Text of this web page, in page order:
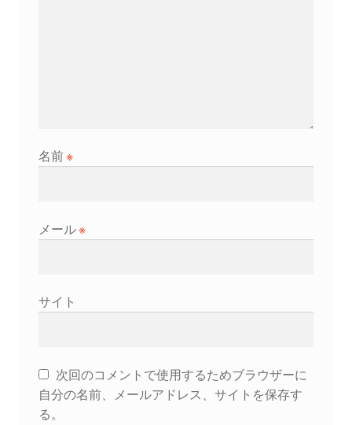
名前※
メール※
サイト
次回のコメントで使用するためブラウザーに
自分の名前、メールアドレス、サイトを保存す
る。